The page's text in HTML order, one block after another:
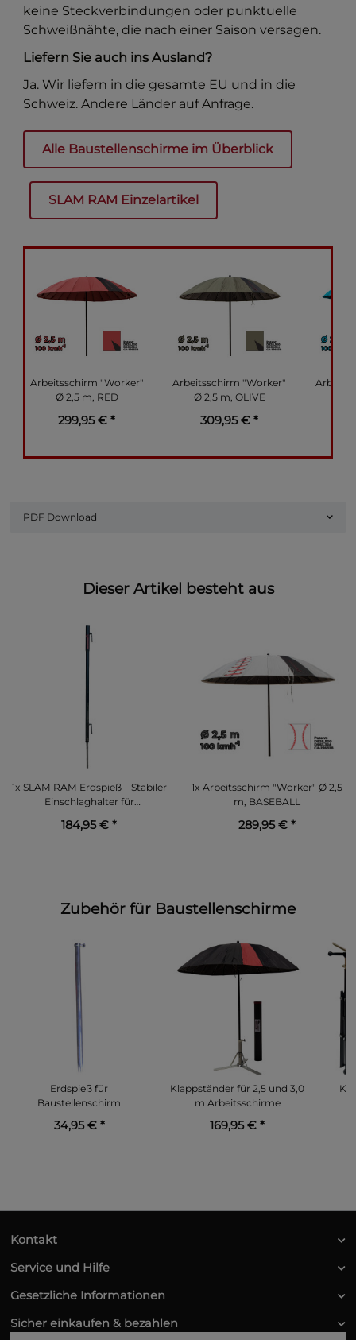
keine Steckverbindungen oder punktuelle
Schweißnähte, die nach einer Saison versagen.
Liefern Sie auch ins Ausland?
Ja. Wir liefern in die gesamte EU und in die
Schweiz. Andere Länder auf Anfrage.
Alle Baustellenschirme im Überblick
SLAM RAM Einzelartikel
Arbeitsschirm "Worker"
Ø 2,5 m, RED
299,95 €*
Arbeitsschirm "Worker"
Ø 2,5 m, OLIVE
309,95 €*
PDF Download
Dieser Artikel besteht aus
1x SLAM RAM Erdspieß – Stabiler
Einschlaghalter für
184,95 € *
1x Arbeitsschirm "Worker" Ø 2,5
m, BASEBALL
289,95 € *
Zubehör für Baustellenschirme
Erdspieß für
Baustellenschirm
34,95 € *
Klappständer für 2,5 und 3,0
m Arbeitsschirme
169,95 € *
Kontakt
Service und Hilfe
Gesetzliche Informationen
Sicher einkaufen & bezahlen